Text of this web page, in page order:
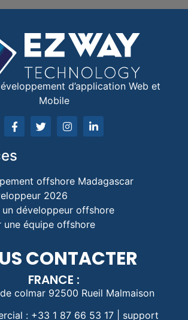
d’application Web et
Mobile
offshore Madagascar
2026
un développeur offshore
une équipe offshore
CONTACTER
FRANCE :
colmar 92500 Rueil Malmaison
: +33 1 87 66 53 17 | support